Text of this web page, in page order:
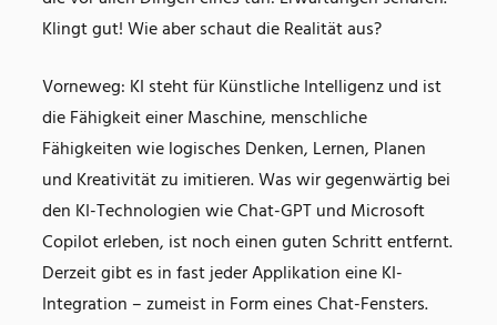
Klingt gut! Wie aber schaut die Realität aus?
Vorneweg: KI steht für Künstliche Intelligenz und ist
die Fähigkeit einer Maschine, menschliche
Fähigkeiten wie logisches Denken, Lernen, Planen
und Kreativität zu imitieren. Was wir gegenwärtig bei
den KI-Technologien wie Chat-GPT und Microsoft
Copilot erleben, ist noch einen guten Schritt entfernt.
Derzeit gibt es in fast jeder Applikation eine KI-
Integration – zumeist in Form eines Chat-Fensters.